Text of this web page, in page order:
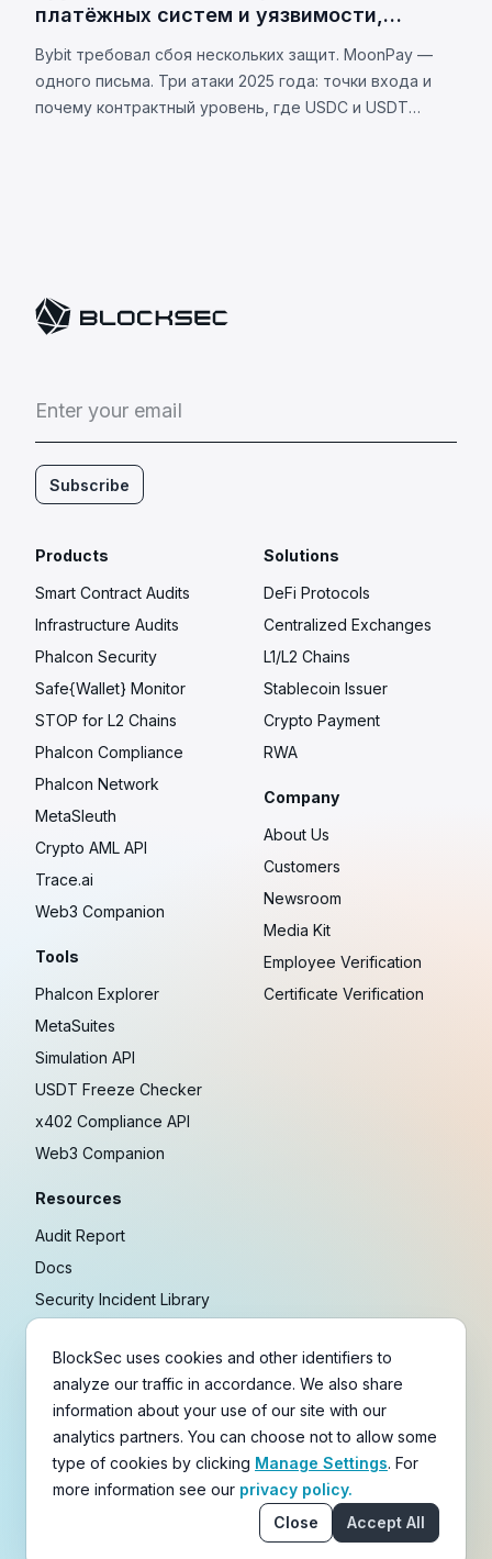
платёжных систем и уязвимости,
Bybit требовал сбоя нескольких защит. MoonPay —
одного письма. Три атаки 2025 года: точки входа и
почему контрактный уровень, где USDC и USDT
Enter your email
Subscribe
Products
Smart Contract Audits
Infrastructure Audits
Phalcon Security
Safe{Wallet} Monitor
STOP for L2 Chains
Phalcon Compliance
Phalcon Network
MetaSleuth
Crypto AML API
Trace.ai
Web3 Companion
Tools
Phalcon Explorer
MetaSuites
Simulation API
USDT Freeze Checker
x402 Compliance API
Web3 Companion
Resources
Audit Report
Docs
Security Incident Library
Research
Guides
Crypto Payment Playbook
Solutions
DeFi Protocols
Centralized Exchanges
L1/L2 Chains
Stablecoin Issuer
Crypto Payment
RWA
Company
About Us
Customers
Newsroom
Media Kit
Employee Verification
Certificate Verification
Copyright © 2021-2026BlockSec
Terms & Policies & Disclaimer
TelegramYouTubeLinkedinGitHub
BlockSec uses cookies and other identifiers to
analyze our traffic in accordance. We also share
information about your use of our site with our
analytics partners. You can choose not to allow some
type of cookies by clicking Manage Settings. For
more information see our privacy policy.
Close
Accept All